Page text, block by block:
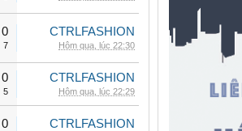
0
7
CTRLFASHION
Hôm qua, lúc 22:30
0
5
CTRLFASHION
Hôm qua, lúc 22:29
0 CTRLFASHION